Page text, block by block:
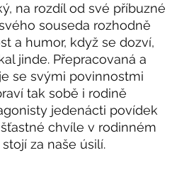
na rozdíl od své příbuzné
souseda rozhodně
a humor, když se dozví,
jinde. Přepracovaná a
se svými povinnostmi
tak sobě i rodině
jedenácti povídek
chvíle v rodinném
za naše úsilí.